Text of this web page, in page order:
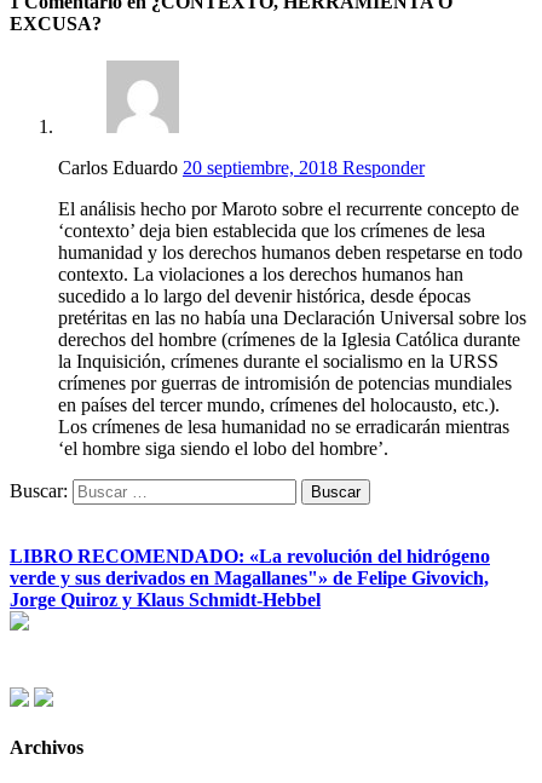
EXCUSA?
Carlos Eduardo 20 septiembre, 2018 Responder
El análisis hecho por Maroto sobre el recurrente concepto de
‘contexto’ deja bien establecida que los crímenes de lesa
humanidad y los derechos humanos deben respetarse en todo
contexto. La violaciones a los derechos humanos han
sucedido a lo largo del devenir histórica, desde épocas
pretéritas en las no había una Declaración Universal sobre los
derechos del hombre (crímenes de la Iglesia Católica durante
la Inquisición, crímenes durante el socialismo en la URSS
crímenes por guerras de intromisión de potencias mundiales
en países del tercer mundo, crímenes del holocausto, etc.).
Los crímenes de lesa humanidad no se erradicarán mientras
‘el hombre siga siendo el lobo del hombre’.
Buscar:
LIBRO RECOMENDADO: «La revolución del hidrógeno
verde y sus derivados en Magallanes"» de Felipe Givovich,
Jorge Quiroz y Klaus Schmidt-Hebbel
Archivos